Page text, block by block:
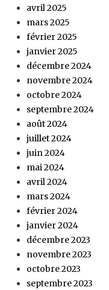
avril 2025
mars 2025
février 2025
janvier 2025
décembre 2024
novembre 2024
octobre 2024
septembre 2024
août 2024
juillet 2024
juin 2024
mai 2024
avril 2024
mars 2024
février 2024
janvier 2024
décembre 2023
novembre 2023
octobre 2023
septembre 2023